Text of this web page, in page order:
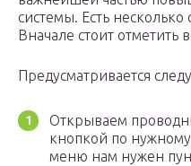
системы. Есть несколько
Вначале стоит отметить
Предусматривается
Открываем
кнопкой по
меню нам нужен